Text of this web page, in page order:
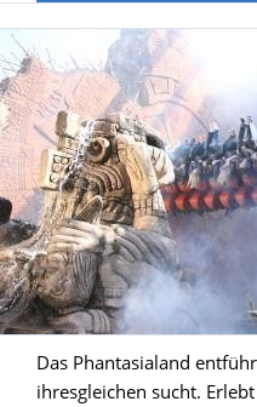
Das Phantasialand
ihresgleichen sucht.